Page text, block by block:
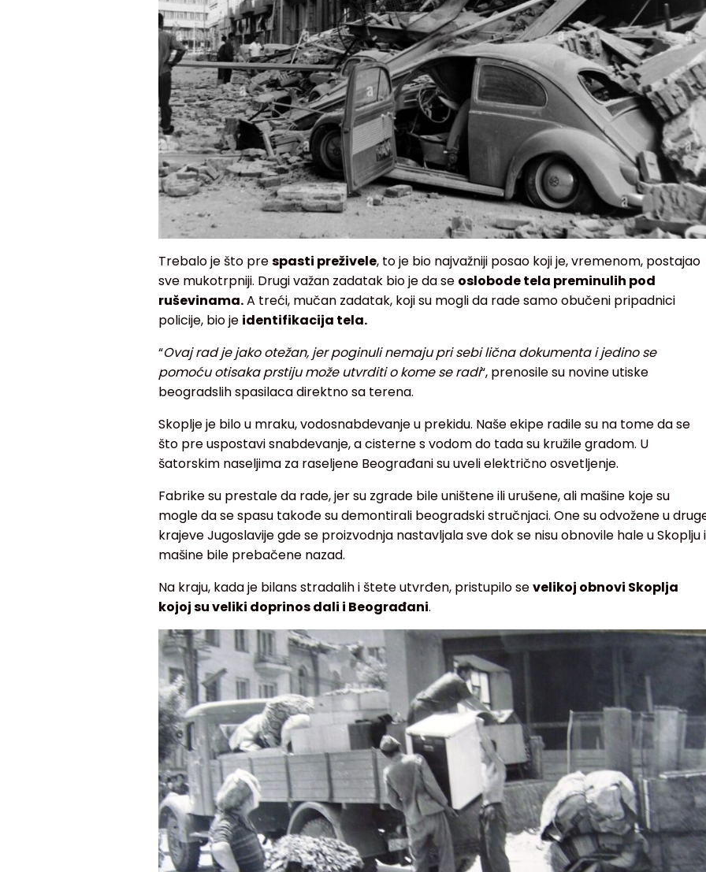
Trebalo je što prespasti preživele, to je bio najvažniji posao koji je, vremenom, postajao
sve mukotrpniji. Drugi važan zadatak bio je da se oslobode tela preminulih pod
ruševinama.A treći, mučan zadatak, koji su mogli da rade samo obučeni pripadnici
policije, bio je identifikacija tela.
“Ovaj rad je jako otežan, jer poginuli nemaju pri sebi lična dokumenta i jedino se
pomoću otisaka prstiju može utvrditi o kome se radi“, prenosile su novine utiske
beogradslih spasilaca direktno sa terena.
Skoplje je bilo u mraku, vodosnabdevanje u prekidu. Naše ekipe radile su na tome da se
što pre uspostavi snabdevanje, a cisterne s vodom do tada su kružile gradom. U
šatorskim naseljima za raseljene Beograđani su uveli električno osvetljenje.
Fabrike su prestale da rade, jer su zgrade bile uništene ili urušene, ali mašine koje su
mogle da se spasu takođe su demontirali beogradski stručnjaci. One su odvožene u
krajeve Jugoslavije gde se proizvodnja nastavljala sve dok se nisu obnovile hale u Skoplju i
mašine bile prebačene nazad.
Na kraju, kada je bilans stradalih i štete utvrđen, pristupilo sevelikoj obnovi Skoplja
kojoj su veliki doprinos dali i Beograđani.